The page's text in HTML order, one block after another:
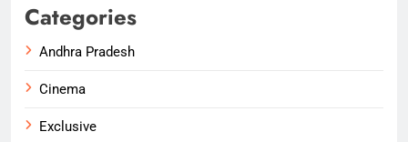
Categories
Andhra Pradesh
Cinema
Exclusive